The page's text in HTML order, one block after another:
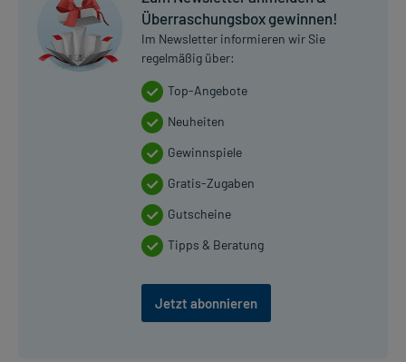
Überraschungsbox gewinnen!
Im Newsletter informieren wir Sie
regelmäßig über:
Top-Angebote
Neuheiten
Gewinnspiele
Gratis-Zugaben
Gutscheine
Tipps & Beratung
Jetzt abonnieren